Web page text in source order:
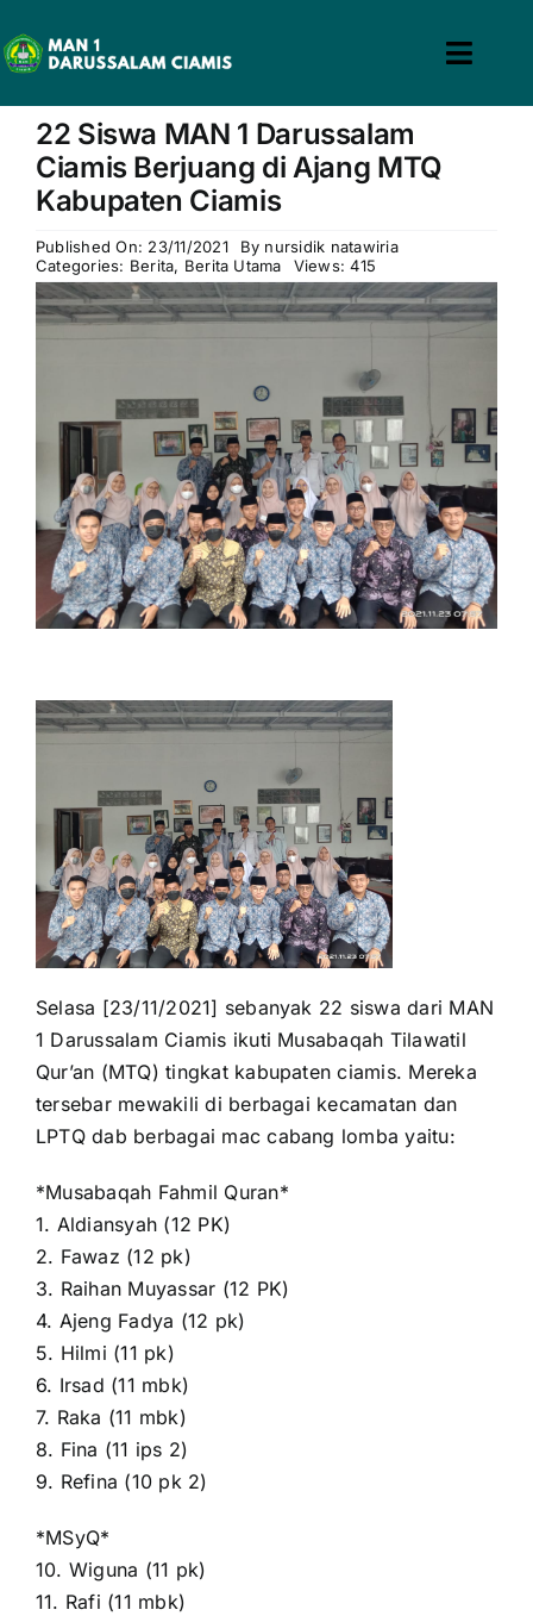
to
content
Home
Profil
Guru & Tenaga Kependidikan
Hubungi Kami
Search
for:
22 Siswa MAN 1 Darussalam
Ciamis Berjuang di Ajang MTQ
Kabupaten Ciamis
Published On: 23/11/2021 By nursidik natawiria
Categories: Berita, Berita Utama Views: 415
Selasa [23/11/2021] sebanyak 22 siswa dari MAN
1 Darussalam Ciamis ikuti Musabaqah Tilawatil
Qur’an (MTQ) tingkat kabupaten ciamis. Mereka
tersebar mewakili di berbagai kecamatan dan
LPTQ dab berbagai mac cabang lomba yaitu:
*Musabaqah Fahmil Quran*
1. Aldiansyah (12 PK)
2. Fawaz (12 pk)
3. Raihan Muyassar (12 PK)
4. Ajeng Fadya (12 pk)
5. Hilmi (11 pk)
6. Irsad (11 mbk)
7. Raka (11 mbk)
8. Fina (11 ips 2)
9. Refina (10 pk 2)
*MSyQ*
10. Wiguna (11 pk)
11. Rafi (11 mbk)